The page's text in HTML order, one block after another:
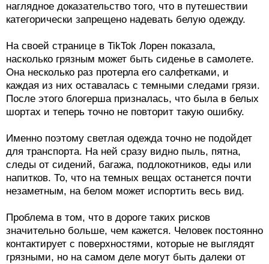
наглядное доказательство того, что в путешествии
категорически запрещено надевать белую одежду.
На своей странице в TikTok Лорен показала,
насколько грязным может быть сиденье в самолете.
Она несколько раз протерла его салфетками, и
каждая из них оставалась с темными следами грязи.
После этого блогерша призналась, что была в белых
шортах и теперь точно не повторит такую ошибку.
Именно поэтому светлая одежда точно не подойдет
для транспорта. На ней сразу видно пыль, пятна,
следы от сидений, багажа, подлокотников, еды или
напитков. То, что на темных вещах останется почти
незаметным, на белом может испортить весь вид.
Проблема в том, что в дороге таких рисков
значительно больше, чем кажется. Человек постоянно
контактирует с поверхностями, которые не выглядят
грязными, но на самом деле могут быть далеки от